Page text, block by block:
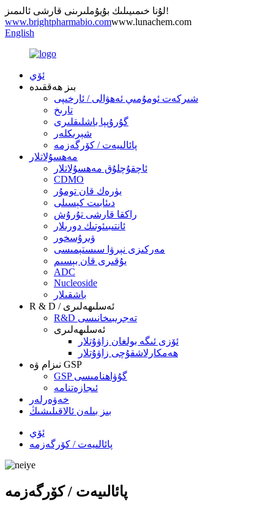
لۇنا خىمىيىلىك بۇيۇملىرىنى قارشى ئالىمىز!
www.brightpharmabio.comwww.lunachem.com
English
ئۆي
بىز ھەققىدە
شىركەت ئومۇمىي ئەھۋالى / ئارخىپى
تارىخ
گۇرۇپپا باشلىقلىرى
شېرىكلەر
پائالىيەت / كۆرگەزمە
مەھسۇلاتلار
ئاچقۇچلۇق مەھسۇلاتلار
CDMO
يۈرەك قان تومۇر
دىئابىت كېسىلى
راكقا قارشى تۇرۇش
ئانتىبىئوتىك دورىلار
ۋىرۇسخور
مەركىزى نېرۋا سىستېمىسى
يۇقىرى قان بېسىم
ADC
Nucleoside
باشقىلار
R & D / ئەسلىھەلىرى
R&D تەجرىبىخانىسى
ئەسلىھەلىرى
ئۆزى ئىگە بولغان زاۋۇتلار
ھەمكارلاشقۇچى زاۋۇتلار
نىزام ۋە GSP
GSP گۇۋاھنامىسى
ئىجازەتنامە
خەۋەرلەر
بىز بىلەن ئالاقىلىشىڭ
ئۆي
پائالىيەت / كۆرگەزمە
پائالىيەت / كۆرگەزمە